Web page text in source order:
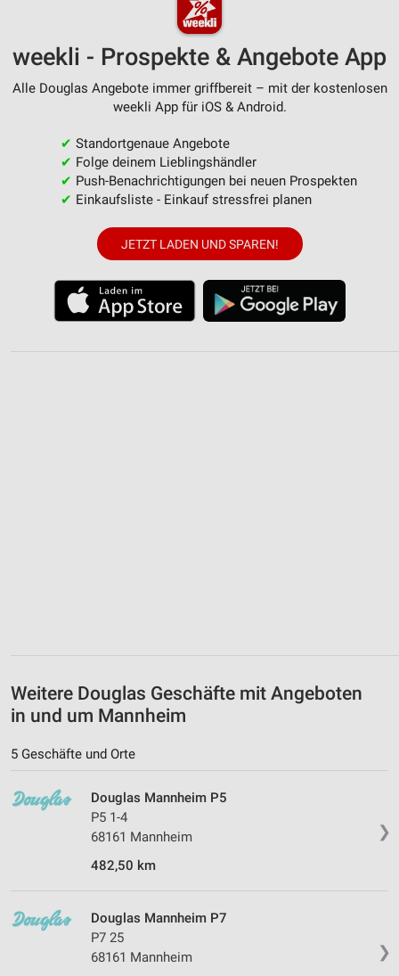
weekli - Prospekte & Angebote App
Alle Douglas Angebote immer griffbereit – mit der kostenlosen
weekli App für iOS & Android.
✔ Standortgenaue Angebote
✔ Folge deinem Lieblingshändler
✔ Push-Benachrichtigungen bei neuen Prospekten
✔ Einkaufsliste - Einkauf stressfrei planen
JETZT LADEN UND SPAREN!
Weitere Douglas Geschäfte mit Angeboten
in und um Mannheim
5 Geschäfte und Orte
❯
Douglas Mannheim P5
P5 1-4
68161 Mannheim
482,50 km
❯
Douglas Mannheim P7
P7 25
68161 Mannheim